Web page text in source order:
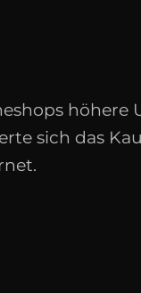
höhere
sich das